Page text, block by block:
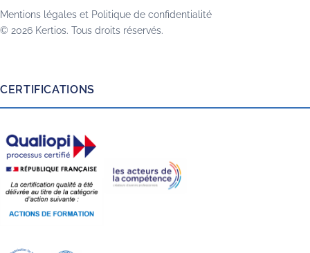
Mentions légales et Politique de confidentialité
© 2026 Kertios. Tous droits réservés.
CERTIFICATIONS